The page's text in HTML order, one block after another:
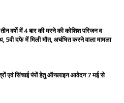
वर्षो में 4 बार की मरने की कोशिश परिजन व
5वी दफे में मिली मौत, अचंभित करने वाला मामला
एवं सिंचाई पंपों हेतु ऑनलाइन आवेदन 7 मई से